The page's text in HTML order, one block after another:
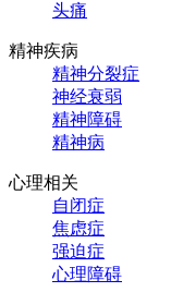
头痛
精神疾病
精神分裂症
神经衰弱
精神障碍
精神病
心理相关
自闭症
焦虑症
强迫症
心理障碍